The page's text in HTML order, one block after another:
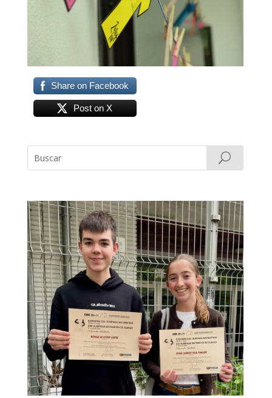
Share on Facebook
Post on X